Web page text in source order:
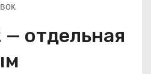
— отдельная